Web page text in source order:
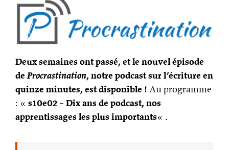
Deux semaines ont passé, et le nouvel épisode
deProcrastination, notre podcast sur l’écriture en
quinze minutes, est disponible ! Au programme
: « s10e02 – Dix ans de podcast, nos
apprentissages les plus importants« .